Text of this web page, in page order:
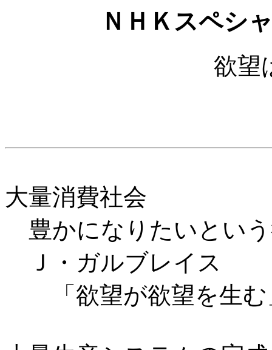
ＮＨＫスペシ
欲望
大量消費社会
豊かになりたいとい
Ｊ・ガルブレイス
「欲望が欲望を生む